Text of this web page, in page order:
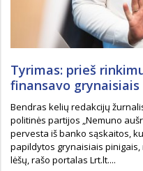
Tyrimas: prieš
finansavo
Bendras kelių redakcijų
politinės partijos „Nemuno
pervesta iš banko sąskaitos,
papildytos grynaisiais
lėšų, rašo portalas Lrt.lt....